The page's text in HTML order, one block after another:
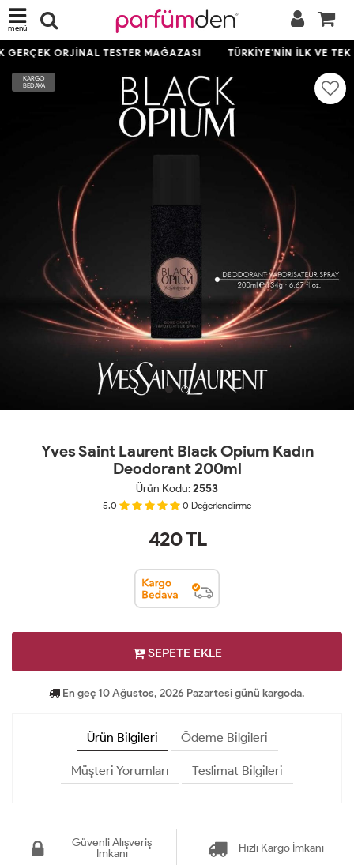
menü
ORJİNAL TESTER MAĞAZASI TÜRKİYE'NİN İLK VE
KARGO
BEDAVA
Yves Saint Laurent Black Opium Kadın
Deodorant 200ml
Ürün Kodu:2553
5.0 0 Değerlendirme
420TL
SEPETE EKLE
En geç 10 Ağustos, 2026 Pazartesi günü kargoda.
Ürün Bilgileri Ödeme Bilgileri
Müşteri Yorumları Teslimat Bilgileri
Güvenli Alışveriş
İmkanı
Hızlı Kargo İmkanı